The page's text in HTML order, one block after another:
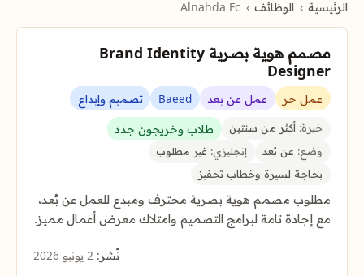
الرئيسية الوظائف Alnahda Fc
مصمم هوية بصرية Brand Identity
Designer
عمل حر عمل عن بعد Baeed تصميم وإبداع
خبرة: أكثر من سنتين طلاب وخريجون جدد
وضع: عن بُعد إنجليزي: غير مطلوب
بحاجة لسيرة وخطاب تحفيز
مطلوب مصمم هوية بصرية محترف ومبدع للعمل عن بُعد،
مع إجادة تامة لبرامج التصميم وامتلاك معرض أعمال مميز.
نُشر: